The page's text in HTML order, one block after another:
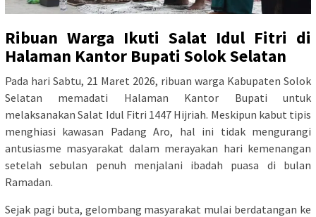
Ribuan Warga Ikuti Salat Idul Fitri di
Halaman Kantor Bupati Solok Selatan
Pada hari Sabtu, 21 Maret 2026, ribuan warga Kabupaten Solok
Selatan memadati Halaman Kantor Bupati untuk
melaksanakan Salat Idul Fitri 1447 Hijriah. Meskipun kabut tipis
menghiasi kawasan Padang Aro, hal ini tidak mengurangi
antusiasme masyarakat dalam merayakan hari kemenangan
setelah sebulan penuh menjalani ibadah puasa di bulan
Ramadan.
Sejak pagi buta, gelombang masyarakat mulai berdatangan ke